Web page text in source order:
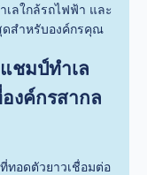
เลใกล้รถไฟฟ้า และ
ดสำหรับองค์กรคุณ
ชมป์ทำเล
งค์กรสากล
อดตัวยาวเชื่อมต่อ